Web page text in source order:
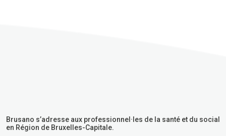
Brusano s’adresse aux professionnel·les de la santé et du social
en Région de Bruxelles-Capitale.